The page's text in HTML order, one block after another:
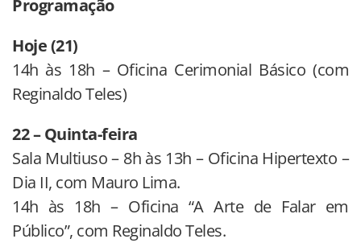
Programação
Hoje (21)
14h às 18h – Oficina Cerimonial Básico (com
Reginaldo Teles)
22 – Quinta-feira
Sala Multiuso – 8h às 13h – Oficina Hipertexto –
Dia II, com Mauro Lima.
14h às 18h – Oficina “A Arte de Falar em
Público”, com Reginaldo Teles.